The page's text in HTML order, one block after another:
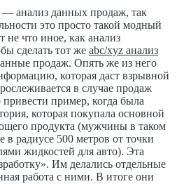
анализ данных продаж, так
это просто такой модный
не что иное, как анализ
сделать тот же abc/xyz анализ
продаж. Опять же из него
которая даст взрывной
в случае продаж
пример, когда была
которая покупала основной
продукта (мужчины в таком
радиусе 500 метров от точки
жидкостей для авто). Эта
Им делались отдельные
работа с ними. В итоге они